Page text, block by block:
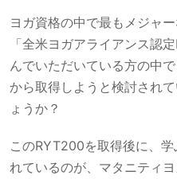
ヨガ資格の中で最もメジャ
「全米ヨガアライアンス認
んでいただいている方の中
から取得しようと検討され
ょうか？
このRYT200を取得後に、
れているのが、マタニティ